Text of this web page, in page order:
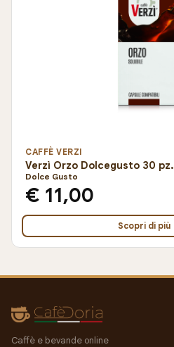
CAFFÈ VERZI
Verzì Orzo Dolcegusto 30 pz.
Dolce Gusto
€ 11,00
Scopri di più
Caffè e bevande online